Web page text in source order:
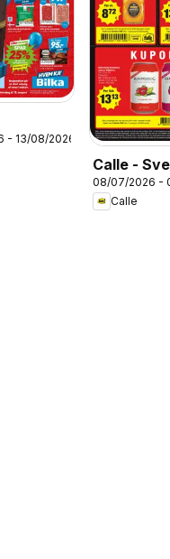
uge
- 13/08/2026
Calle -
08/07/2026 -
Calle